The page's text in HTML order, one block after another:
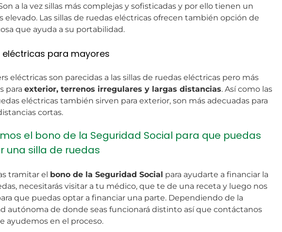
a la vez sillas más complejas y sofisticadas y por ello tienen un
elevado. Las sillas de ruedas eléctricas ofrecen también opción de
que ayuda a su portabilidad.
eléctricas para mayores
eléctricas son parecidas a las sillas de ruedas eléctricas pero más
para exterior, terrenos irregulares y largas distancias. Así como las
eléctricas también sirven para exterior, son más adecuadas para
cortas.
el bono de la Seguridad Social para que puedas
una silla de ruedas
tramitar el bono de la Seguridad Social para ayudarte a financiar la
necesitarás visitar a tu médico, que te de una receta y luego nos
que puedas optar a financiar una parte. Dependiendo de la
autónoma de donde seas funcionará distinto así que contáctanos
ayudemos en el proceso.